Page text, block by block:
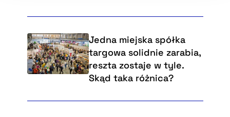
Jedna miejska spółka
targowa solidnie zarabia,
reszta zostaje w tyle.
Skąd taka różnica?